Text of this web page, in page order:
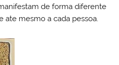
de forma diferente
ate mesmo a cada pessoa.